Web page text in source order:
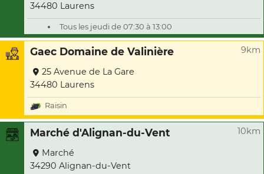
34480 Laurens
Tous les jeudi de 07:30 à 13:00
Gaec Domaine de Valinière 9km
25 Avenue de La Gare
34480 Laurens
Raisin
Marché d'Alignan-du-Vent 10km
Marché
34290 Alignan-du-Vent